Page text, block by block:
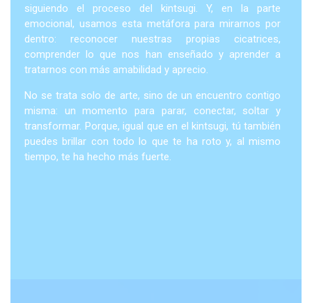
siguiendo el proceso del kintsugi. Y, en la parte
emocional, usamos esta metáfora para mirarnos por
dentro: reconocer nuestras propias cicatrices,
comprender lo que nos han enseñado y aprender a
tratarnos con más amabilidad y aprecio.
No se trata solo de arte, sino de un encuentro contigo
misma: un momento para parar, conectar, soltar y
transformar. Porque, igual que en el kintsugi, tú también
puedes brillar con todo lo que te ha roto y, al mismo
tiempo, te ha hecho más fuerte.